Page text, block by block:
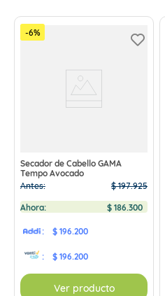
-6%
Secador de Cabello GAMA
Tempo Avocado
Antes:
$ 197.925
Ahora: $ 186.300
: $ 196.200
: $ 196.200
Ver producto